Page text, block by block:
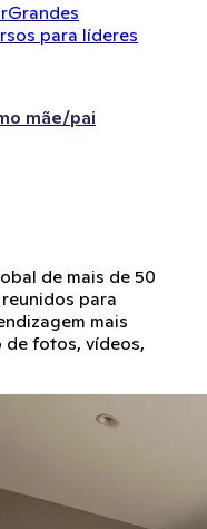
Grandes
para líderes
mãe/pai
de mais de 50
para
mais
de fotos, vídeos,